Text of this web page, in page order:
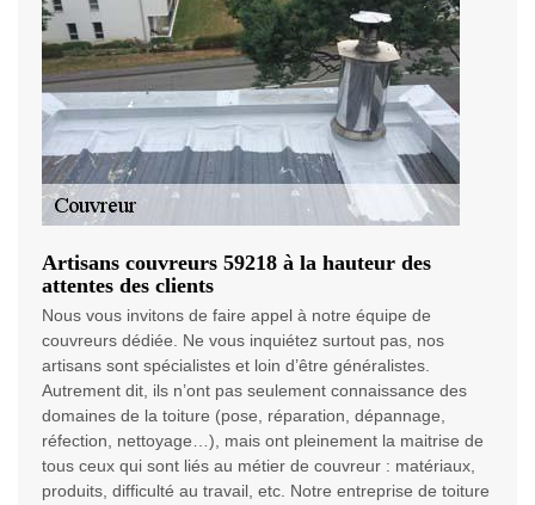
Artisans couvreurs 59218 à la hauteur des
attentes des clients
Nous vous invitons de faire appel à notre équipe de
couvreurs dédiée. Ne vous inquiétez surtout pas, nos
artisans sont spécialistes et loin d’être généralistes.
Autrement dit, ils n’ont pas seulement connaissance des
domaines de la toiture (pose, réparation, dépannage,
réfection, nettoyage…), mais ont pleinement la maitrise de
tous ceux qui sont liés au métier de couvreur : matériaux,
produits, difficulté au travail, etc. Notre entreprise de toiture